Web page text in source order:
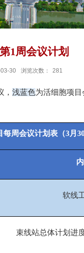
1周会议计划
30 浏览次数： 281
浅蓝色为活细胞项目
每周会议计划表（3月
内
软线
束线站总体计划进